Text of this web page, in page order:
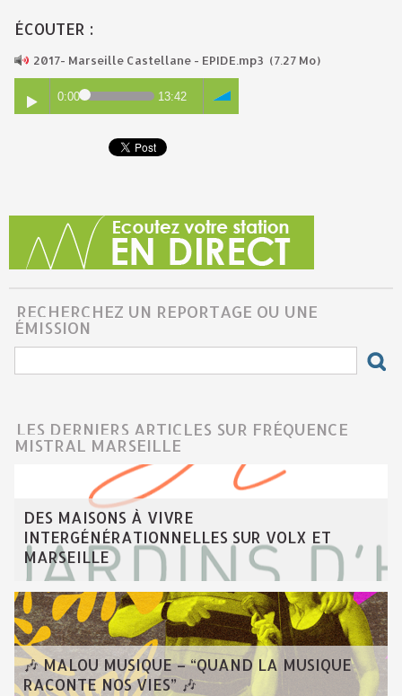
ÉCOUTER :
2017- Marseille Castellane - EPIDE.mp3 (7.27 Mo)
0:00 13:42
RECHERCHEZ UN REPORTAGE OU UNE
ÉMISSION
LES DERNIERS ARTICLES SUR FRÉQUENCE
MISTRAL MARSEILLE
DES MAISONS À VIVRE
INTERGÉNÉRATIONNELLES SUR VOLX ET
MARSEILLE
🎶 MALOU MUSIQUE – “QUAND LA MUSIQUE
RACONTE NOS VIES” 🎶